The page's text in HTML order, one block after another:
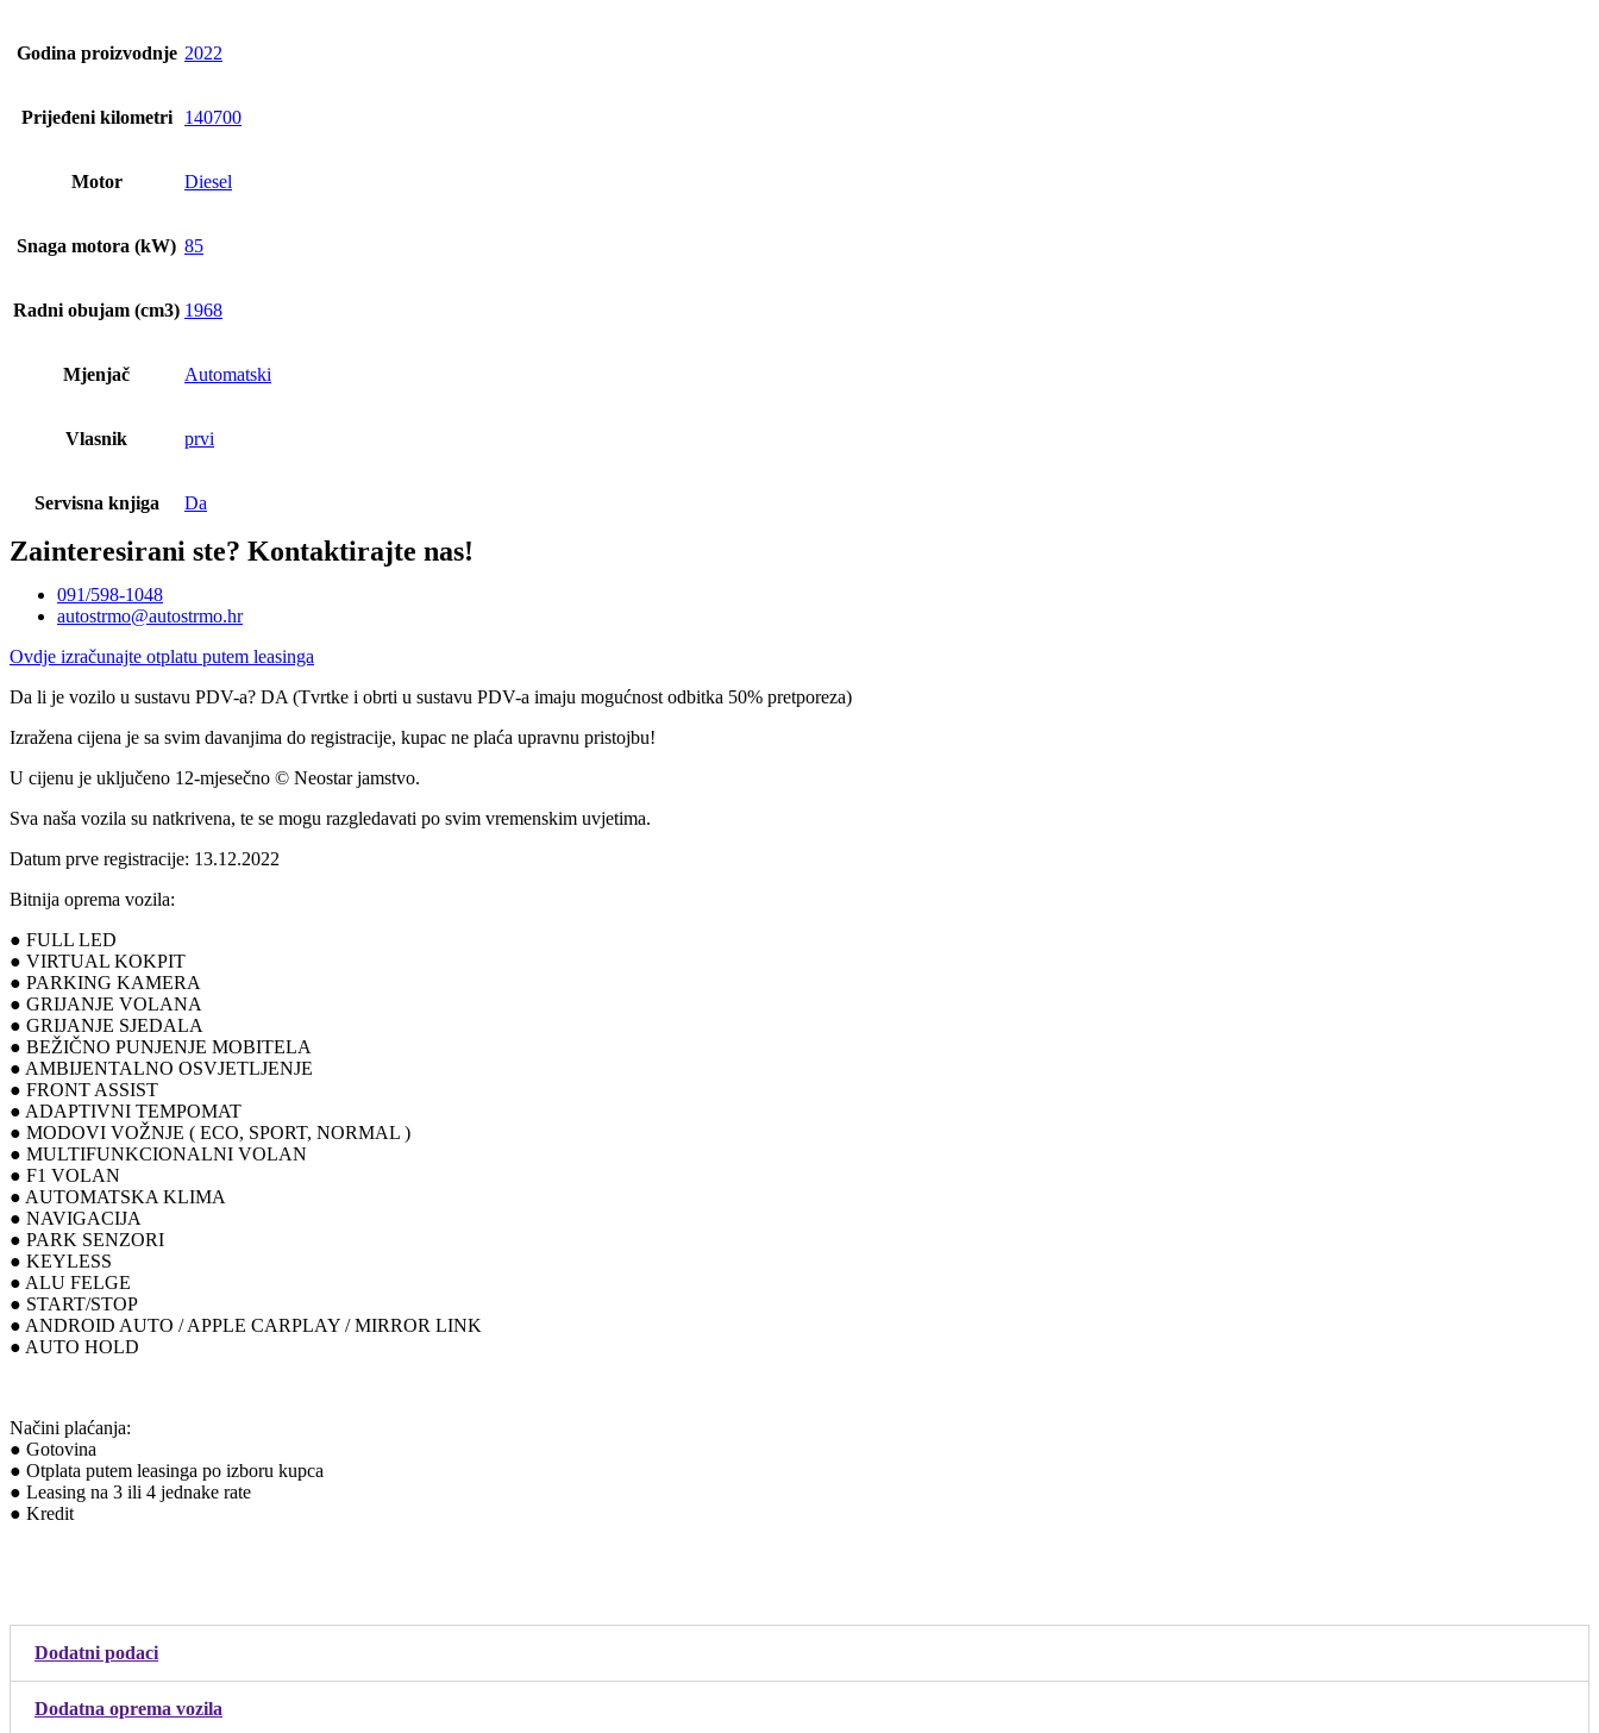
Godina proizvodnje 2022
Prijeđeni kilometri 140700
Motor Diesel
Snaga motora (kW) 85
Radni obujam (cm3) 1968
Mjenjač Automatski
Vlasnik prvi
Servisna knjiga Da
Zainteresirani ste? Kontaktirajte nas!
091/598-1048
autostrmo@autostrmo.hr
Ovdje izračunajte otplatu putem leasinga
Da li je vozilo u sustavu PDV-a? DA (Tvrtke i obrti u sustavu PDV-a imaju mogućnost odbitka 50% pretporeza)
Izražena cijena je sa svim davanjima do registracije, kupac ne plaća upravnu pristojbu!
U cijenu je uključeno 12-mjesečno © Neostar jamstvo.
Sva naša vozila su natkrivena, te se mogu razgledavati po svim vremenskim uvjetima.
Datum prve registracije: 13.12.2022
Bitnija oprema vozila:
● FULL LED
● VIRTUAL KOKPIT
● PARKING KAMERA
● GRIJANJE VOLANA
● GRIJANJE SJEDALA
● BEŽIČNO PUNJENJE MOBITELA
● AMBIJENTALNO OSVJETLJENJE
● FRONT ASSIST
● ADAPTIVNI TEMPOMAT
● MODOVI VOŽNJE ( ECO, SPORT, NORMAL )
● MULTIFUNKCIONALNI VOLAN
● F1 VOLAN
● AUTOMATSKA KLIMA
● NAVIGACIJA
● PARK SENZORI
● KEYLESS
● ALU FELGE
● START/STOP
● ANDROID AUTO / APPLE CARPLAY / MIRROR LINK
● AUTO HOLD
Načini plaćanja:
● Gotovina
● Otplata putem leasinga po izboru kupca
● Leasing na 3 ili 4 jednake rate
● Kredit
Dodatni podaci
Dodatna oprema vozila